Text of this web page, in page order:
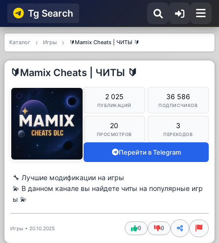
Tg Searсh
Каталог Игры 🔰Mamix Cheats | ЧИТЫ 🔰
🔰Mamix Cheats | ЧИТЫ 🔰
2 025
ПУБЛИКАЦИЙ
36 586
ПОДПИСЧИКОВ
20
ПРОСМОТРОВ
3
ПЕРЕХОДОВ
Перейти в Telegram
🔧 Лучшие модификации на игры
💫 В данном канале вы найдете читы на популярные игр
ы 💫
Игры • 20.10.2025 0 0